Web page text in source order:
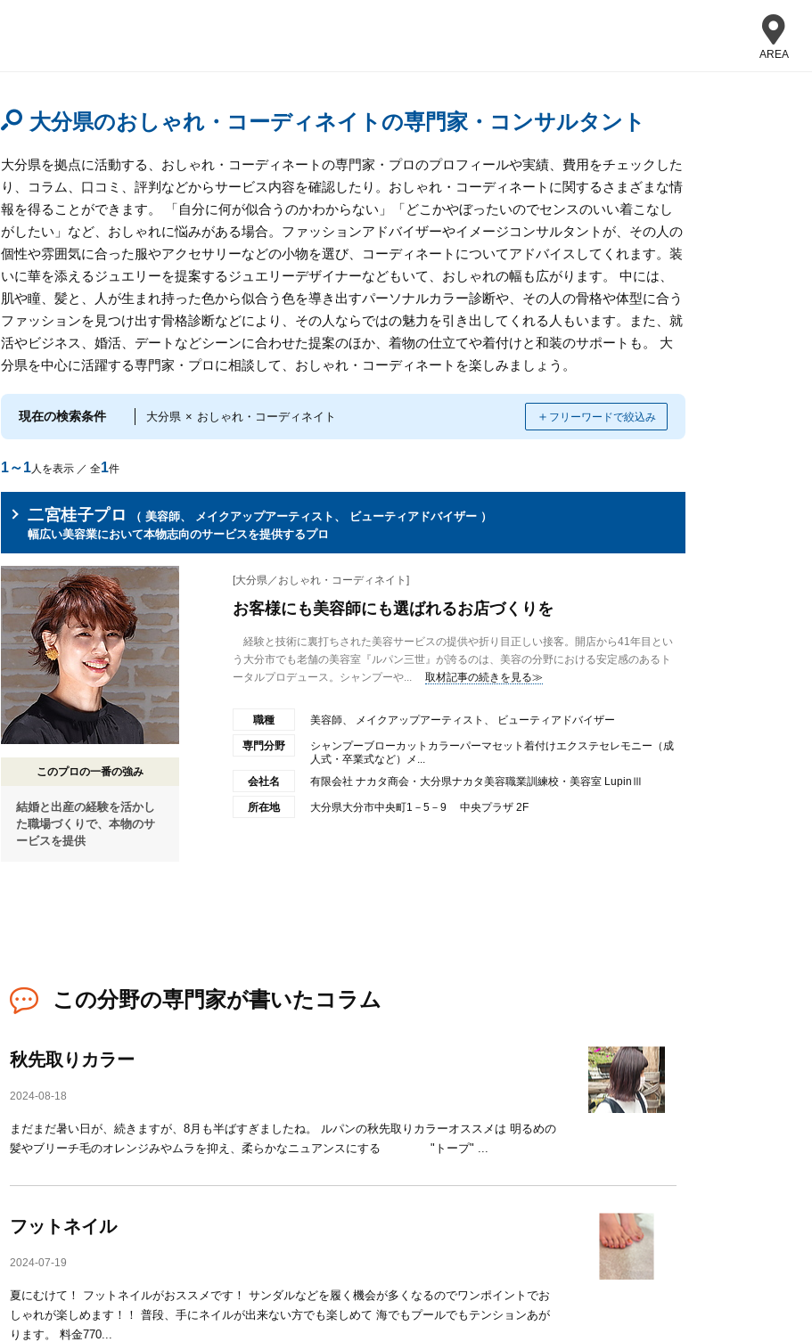
AREA
大分県のおしゃれ・コーディネイトの専門家・コンサルタント
大分県を拠点に活動する、おしゃれ・コーディネートの専門家・プロのプロフィールや実績、費用をチェックした
り、コラム、口コミ、評判などからサービス内容を確認したり。おしゃれ・コーディネートに関するさまざまな情
報を得ることができます。 「自分に何が似合うのかわからない」「どこかやぼったいのでセンスのいい着こなし
がしたい」など、おしゃれに悩みがある場合。ファッションアドバイザーやイメージコンサルタントが、その人の
個性や雰囲気に合った服やアクセサリーなどの小物を選び、コーディネートについてアドバイスしてくれます。装
いに華を添えるジュエリーを提案するジュエリーデザイナーなどもいて、おしゃれの幅も広がります。 中には、
肌や瞳、髪と、人が生まれ持った色から似合う色を導き出すパーソナルカラー診断や、その人の骨格や体型に合う
ファッションを見つけ出す骨格診断などにより、その人ならではの魅力を引き出してくれる人もいます。また、就
活やビジネス、婚活、デートなどシーンに合わせた提案のほか、着物の仕立てや着付けと和装のサポートも。 大
分県を中心に活躍する専門家・プロに相談して、おしゃれ・コーディネートを楽しみましょう。
現在の検索条件 大分県 × おしゃれ・コーディネイト ＋ フリーワードで絞込み
1～1人を表示 ／ 全1件
二宮桂子プロ
（ 美容師、 メイクアップアーティスト、 ビューティアドバイザー ）
幅広い美容業において本物志向のサービスを提供するプロ
このプロの一番の強み
結婚と出産の経験を活かし
た職場づくりで、本物のサ
ービスを提供
[大分県／おしゃれ・コーディネイト]
お客様にも美容師にも選ばれるお店づくりを
経験と技術に裏打ちされた美容サービスの提供や折り目正しい接客。開店から41年目とい
う大分市でも老舗の美容室『ルパン三世』が誇るのは、美容の分野における安定感のあるト
ータルプロデュース。シャンプーや...
取材記事の続きを見る≫
職種 美容師、 メイクアップアーティスト、 ビューティアドバイザー
専門分野
シャンプーブローカットカラーパーマセット着付けエクステセレモニー（成
人式・卒業式など）メ...
会社名
有限会社 ナカタ商会・大分県ナカタ美容職業訓練校・美容室 LupinⅢ
所在地 大分県大分市中央町1－5－9 中央プラザ 2F
この分野の専門家が書いたコラム
秋先取りカラー
2024-08-18
まだまだ暑い日が、続きますが、8月も半ばすぎましたね。 ルパンの秋先取りカラーオススメは 明るめの
髪やブリーチ毛のオレンジみやムラを抑え、柔らかなニュアンスにする "トープ" ...
フットネイル
2024-07-19
夏にむけて！ フットネイルがおススメです！ サンダルなどを履く機会が多くなるのでワンポイントでお
しゃれが楽しめます！！ 普段、手にネイルが出来ない方でも楽しめて 海でもプールでもテンションあが
ります。 料金770...